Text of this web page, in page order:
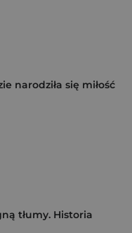
narodziła się miłość
tłumy. Historia